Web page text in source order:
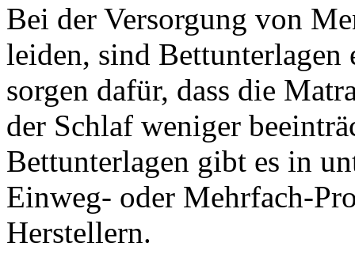
Bei der Versorgung von
leiden, sind
sorgen dafür, dass die
der Schlaf weniger
Bettunterlagen gibt es in
Einweg- oder Mehrfach-
Herstellern.